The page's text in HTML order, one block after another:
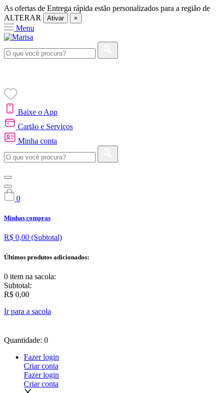
As ofertas de Entrega rápida estão personalizados para a região de
ALTERAR
Ativar ×
Menu
Baixe o App
Cartão e Serviços
Minha conta
0
Minhas compras
R$ 0,00 (Subtotal)
Últimos produtos adicionados:
0 item na sacola:
Subtotal:
R$ 0,00
Ir para a sacola
Quantidade: 0
Fazer login
Criar conta
Fazer login
Criar conta